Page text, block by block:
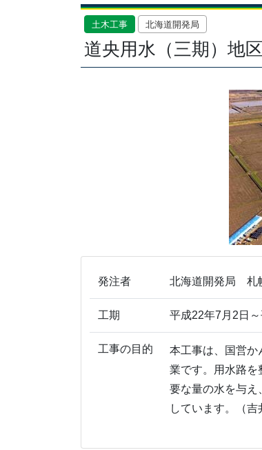
土木工事 北海道開発局
道央用水（三期）地
発注者 北海道開発局 札
工期 平成22年7月2日
工事の目的
本工事は、国営
業です。用水路を
要な量の水を与え
しています。（